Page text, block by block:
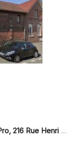
Henri Durre, 59230 Sai